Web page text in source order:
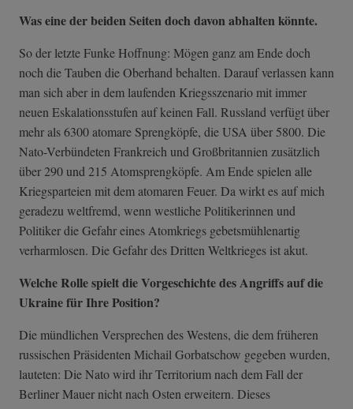
Was eine der beiden Seiten doch davon abhalten könnte.
So der letzte Funke Hoffnung: Mögen ganz am Ende doch
noch die Tauben die Oberhand behalten. Darauf verlassen kann
man sich aber in dem laufenden Kriegsszenario mit immer
neuen Eskalationsstufen auf keinen Fall. Russland verfügt über
mehr als 6300 atomare Sprengköpfe, die USA über 5800. Die
Nato-Verbündeten Frankreich und Großbritannien zusätzlich
über 290 und 215 Atomsprengköpfe. Am Ende spielen alle
Kriegsparteien mit dem atomaren Feuer. Da wirkt es auf mich
geradezu weltfremd, wenn westliche Politikerinnen und
Politiker die Gefahr eines Atomkriegs gebetsmühlenartig
verharmlosen. Die Gefahr des Dritten Weltkrieges ist akut.
Welche Rolle spielt die Vorgeschichte des Angriffs auf die
Ukraine für Ihre Position?
Die mündlichen Versprechen des Westens, die dem früheren
russischen Präsidenten Michail Gorbatschow gegeben wurden,
lauteten: Die Nato wird ihr Territorium nach dem Fall der
Berliner Mauer nicht nach Osten erweitern. Dieses